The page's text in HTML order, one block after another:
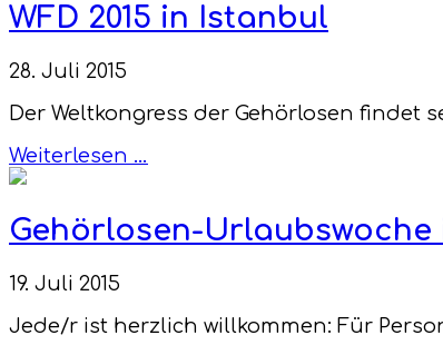
WFD 2015 in Istanbul
28. Juli 2015
Der Weltkongress der Gehörlosen findet
Weiterlesen …
Gehörlosen-Urlaubswoche
19. Juli 2015
Jede/r ist herzlich willkommen: Für